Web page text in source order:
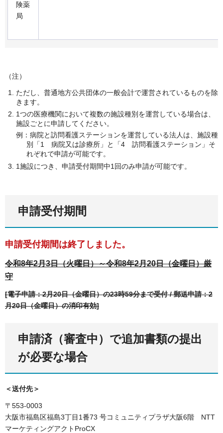
険薬
局
（注）
ただし、普通地方公共団体の一般会計で運営されているものを除
きます。
1つの医療機関において複数の施設種別を運営している場合は、
施設ごとに申請してください。
例：病院と訪問看護ステーションを運営している法人は、施設種
別「1 病院又は診療所」と「4 訪問看護ステーション」そ
れぞれで申請が可能です。
1施設につき、申請受付期間中1回のみ申請が可能です。
申請受付期間
申請受付期間は終了しました。
令和8年2月3日（火曜日）～令和8年2月20日（金曜日）厳
守
[電子申請：2月20日（金曜日）の23時59分まで受付 / 郵送申請：2
月20日（金曜日）の消印有効]
申請済（審査中）で追加書類の提出
が必要な場合
＜送付先＞
〒553-0003
⼤阪市福島区福島3丁⽬1番73 号コミュニティプラザ⼤阪6階 NTT
マーケティングアクトProCX